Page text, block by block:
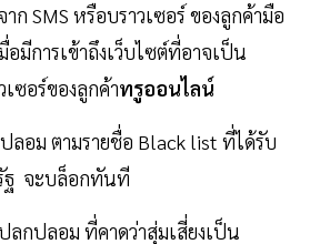
ก SMS หรือบราวเซอร์ ของลูกค้ามือ
อมีการเข้าถึงเว็บไซต์ที่อาจเป็น
ซอร์ของลูกค้าทรูออนไลน์
อม ตามรายชื่อ Black list ที่ได้รับ
ฐ จะบล็อกทันที
กปลอม ที่คาดว่าสุ่มเสี่ยงเป็น